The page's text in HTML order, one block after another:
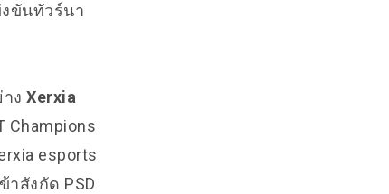
ขันทัวร์นา
ง Xerxia
Champions
esports
าสังกัด PSD